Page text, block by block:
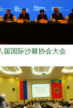
届国际沙棘协会大会